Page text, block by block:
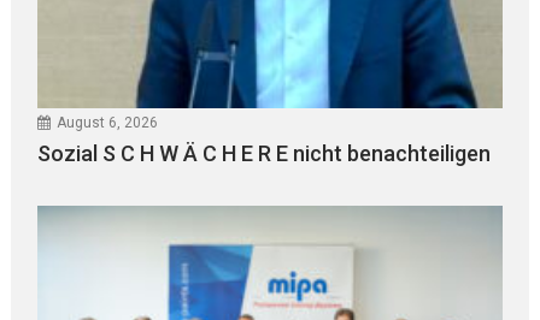
August 6, 2026
Sozial S C H W Ä C H E R E nicht benachteiligen